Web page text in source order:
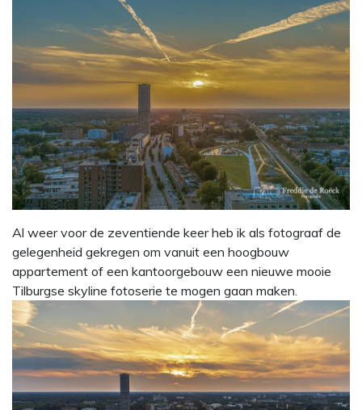
Al weer voor de zeventiende keer heb ik als fotograaf de
gelegenheid gekregen om vanuit een hoogbouw
appartement of een kantoorgebouw een nieuwe mooie
Tilburgse skyline fotoserie te mogen gaan maken.